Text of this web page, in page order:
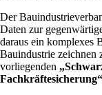
Der
Daten zur
daraus ein komplexes
Bauindustrie zeichnen
vorliegenden
Fachkräftesicherung“